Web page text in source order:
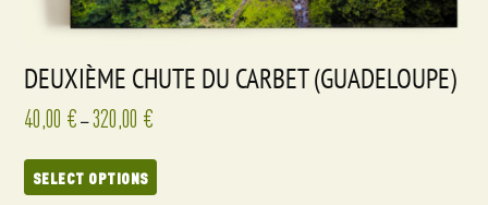
DEUXIÈME CHUTE DU CARBET (GUADELOUPE)
40,00 € –320,00 €
SELECT OPTIONS